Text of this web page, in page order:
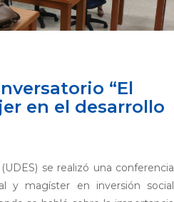
“El
en el desarrollo
se realizó una conferencia
y magíster en inversión social